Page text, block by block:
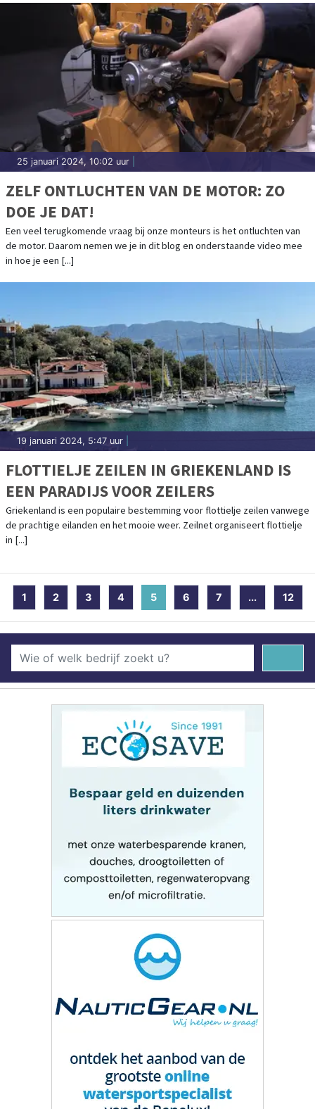
25 januari 2024, 10:02 uur
ZELF ONTLUCHTEN VAN DE MOTOR: ZO
DOE JE DAT!
Een veel terugkomende vraag bij onze monteurs is het ontluchten van
de motor. Daarom nemen we je in dit blog en onderstaande video mee
in hoe je een [...]
19 januari 2024, 5:47 uur
FLOTTIELJE ZEILEN IN GRIEKENLAND IS
EEN PARADIJS VOOR ZEILERS
Griekenland is een populaire bestemming voor flottielje zeilen vanwege
de prachtige eilanden en het mooie weer. Zeilnet organiseert flottielje
in [...]
1 2 3 4 5(current)
6 7 ... 12